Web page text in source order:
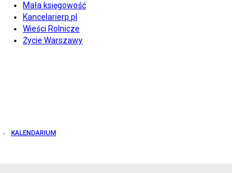
Mała księgowość
Kancelarierp.pl
Wieści Rolnicze
Życie Warszawy
KALENDARIUM